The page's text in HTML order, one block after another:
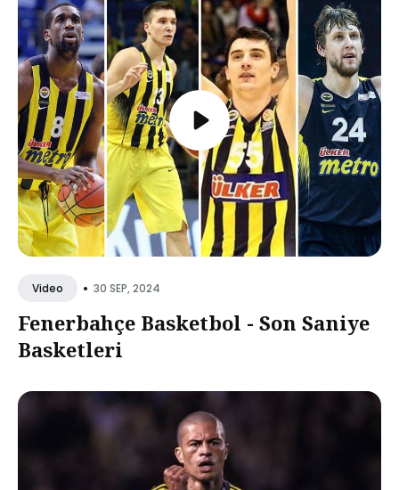
Video • 30 SEP, 2024
Fenerbahçe Basketbol - Son Saniye
Basketleri